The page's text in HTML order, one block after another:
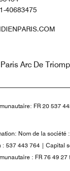
40683475
Arc De
FR 20 537
Nom de la société
: 537 443 764 | Capital
: FR 76 49 27